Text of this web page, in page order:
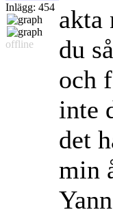
Inlägg: 454
offline
akta
du
och
inte
det
min